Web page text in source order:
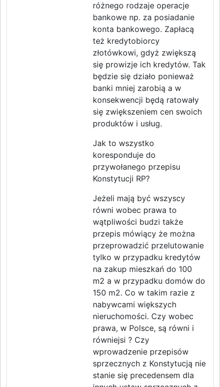
różnego rodzaje operacje
bankowe np. za posiadanie
konta bankowego. Zapłacą
też kredytobiorcy
złotówkowi, gdyż zwiększą
się prowizje ich kredytów. Tak
będzie się działo ponieważ
banki mniej zarobią a w
konsekwencji będą ratowały
się zwiększeniem cen swoich
produktów i usług.
Jak to wszystko
koresponduje do
przywołanego przepisu
Konstytucji RP?
Jeżeli mają być wszyscy
równi wobec prawa to
wątpliwości budzi także
przepis mówiący że można
przeprowadzić przelutowanie
tylko w przypadku kredytów
na zakup mieszkań do 100
m2 a w przypadku domów do
150 m2. Co w takim razie z
nabywcami większych
nieruchomości. Czy wobec
prawa, w Polsce, są równi i
równiejsi ? Czy
wprowadzenie przepisów
sprzecznych z Konstytucją nie
stanie się precedensem dla